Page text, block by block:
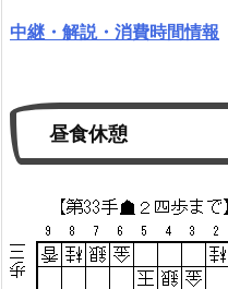
中継・解説・消費時間情報
昼食休憩